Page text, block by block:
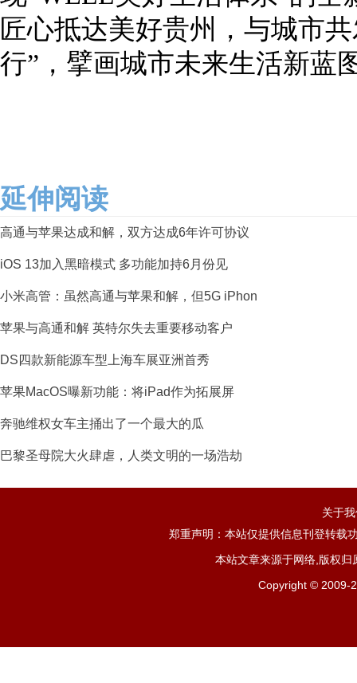
匠心抵达美好贵州，与城市
行”，擘画城市未来生活新蓝
延伸阅读
高通与苹果达成和解，双方达成6年许可协议
iOS 13加入黑暗模式 多功能加持6月份见
小米高管：虽然高通与苹果和解，但5G iPhon
苹果与高通和解 英特尔失去重要移动客户
DS四款新能源车型上海车展亚洲首秀
苹果MacOS曝新功能：将iPad作为拓展屏
奔驰维权女车主捅出了一个最大的瓜
巴黎圣母院大火肆虐，人类文明的一场浩劫
关于
郑重声明：本站仅提供信息刊登转载
本站文章来源于网络,版权
Copyright © 2009-